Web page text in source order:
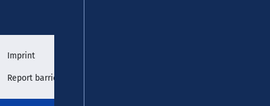
Imprint
Report barrier